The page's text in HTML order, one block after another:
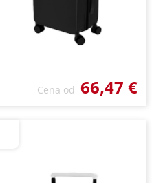
Cena od 66,47 €